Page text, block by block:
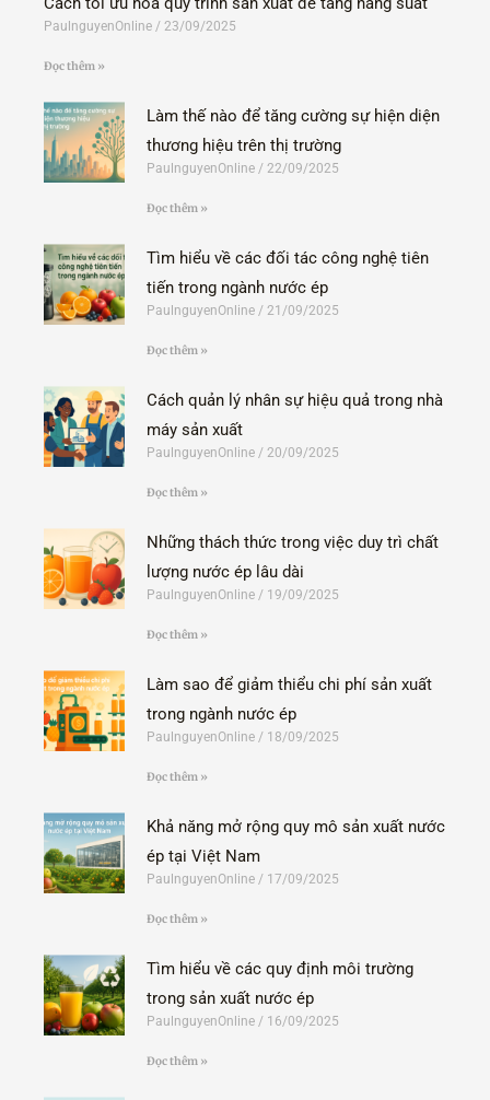
PaulnguyenOnline 23/09/2025
Đọc thêm »
Làm thế nào để tăng cường sự hiện diện
thương hiệu trên thị trường
PaulnguyenOnline 22/09/2025
Đọc thêm »
Tìm hiểu về các đối tác công nghệ tiên
tiến trong ngành nước ép
PaulnguyenOnline 21/09/2025
Đọc thêm »
Cách quản lý nhân sự hiệu quả trong nhà
máy sản xuất
PaulnguyenOnline 20/09/2025
Đọc thêm »
Những thách thức trong việc duy trì chất
lượng nước ép lâu dài
PaulnguyenOnline 19/09/2025
Đọc thêm »
Làm sao để giảm thiểu chi phí sản xuất
trong ngành nước ép
PaulnguyenOnline 18/09/2025
Đọc thêm »
Khả năng mở rộng quy mô sản xuất nước
ép tại Việt Nam
PaulnguyenOnline 17/09/2025
Đọc thêm »
Tìm hiểu về các quy định môi trường
trong sản xuất nước ép
PaulnguyenOnline 16/09/2025
Đọc thêm »